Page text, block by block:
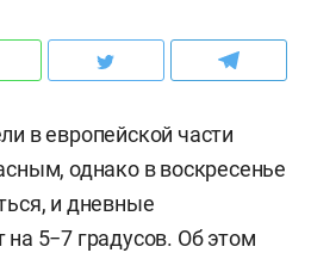
в европейской части
однако в воскресенье
и дневные
5−7 градусов. Об этом